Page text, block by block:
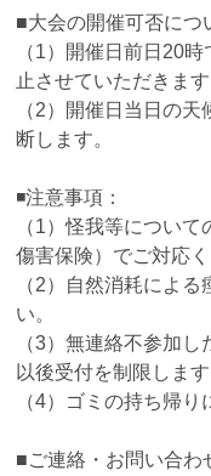
■大会の開催可否につ
（1）開催日前日20
止させていただきます
（2）開催日当日の
断します。
◾️注意事項：
（1）怪我等につい
傷害保険）でご対応く
（2）自然消耗によ
い。
（3）無連絡不参加
以後受付を制限します
（4）ゴミの持ち帰
■ご連絡・お問い合わ